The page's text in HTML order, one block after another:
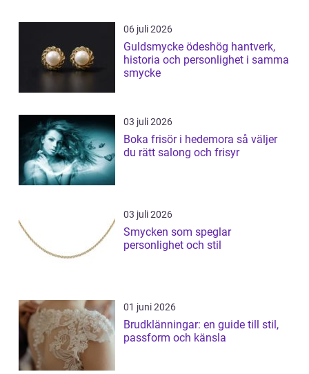
06 juli 2026
Guldsmycke ödeshög hantverk,
historia och personlighet i samma
smycke
03 juli 2026
Boka frisör i hedemora så väljer
du rätt salong och frisyr
03 juli 2026
Smycken som speglar
personlighet och stil
01 juni 2026
Brudklänningar: en guide till stil,
passform och känsla